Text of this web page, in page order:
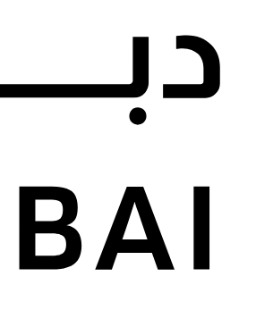
للأعمال
الفن في